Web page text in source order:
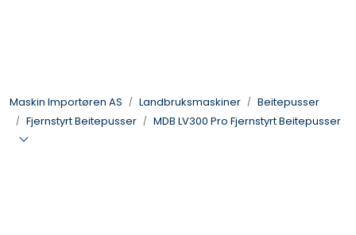
Maskin Importøren AS Landbruksmaskiner
Beitepusser
Fjernstyrt Beitepusser
MDB LV300 Pro Fjernstyrt Beitepusser
Sprøyter